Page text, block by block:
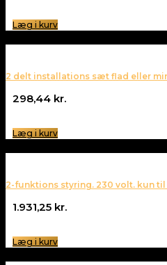
Læg i kurv
2 delt installations sæt flad eller
298,44 kr.
Læg i kurv
2-funktions styring. 230 volt. kun
1.931,25 kr.
Læg i kurv